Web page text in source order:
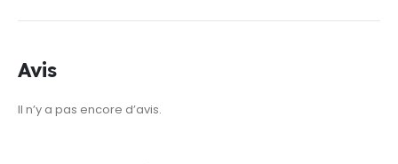
Avis
Il n’y a pas encore d’avis.